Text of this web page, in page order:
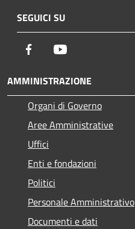
SEGUICI SU
Facebook
AMMINISTRAZIONE
Organi di Governo
Aree Amministrative
Uffici
Enti e fondazioni
Politici
Personale Amministrativo
Documenti e dati